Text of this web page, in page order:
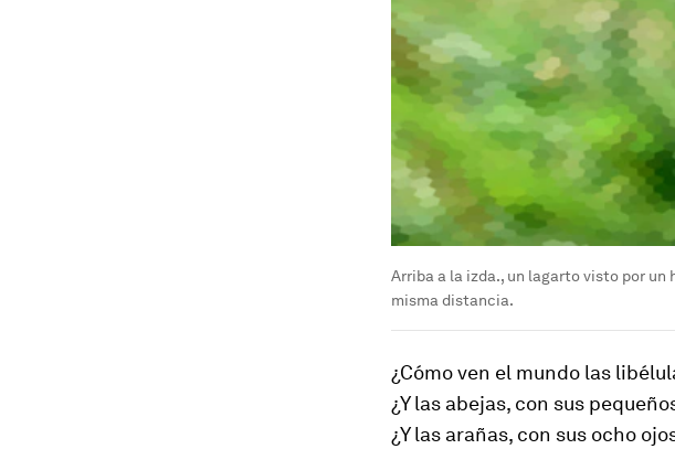
Arriba a la izda., un lagarto visto por un
misma distancia.
¿Cómo ven el mundo las
¿Y las abejas, con sus
¿Y las arañas, con sus ocho